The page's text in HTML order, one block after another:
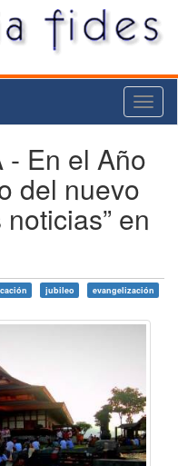
- En el Año
del nuevo
en
jubileo evangelización